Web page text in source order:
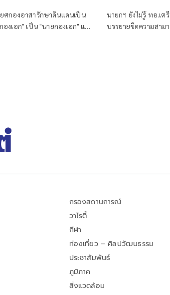
ศกองอาสารักษาดินแดนเป็น
งเอก" เป็น "นายกองเอก" แก่
นายกฯ ยังไม่รู้ ทอ.เ
บรรยายขีดความสาม
กรองสถานการณ์
วาไรตี้
กีฬา
ท่องเที่ยว – ศิลปวัฒนธรรม
ประชาสัมพันธ์
ภูมิภาค
สิ่งแวดล้อม